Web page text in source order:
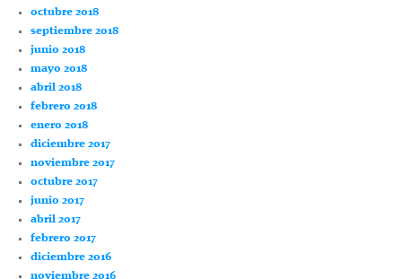
octubre 2018
septiembre 2018
junio 2018
mayo 2018
abril 2018
febrero 2018
enero 2018
diciembre 2017
noviembre 2017
octubre 2017
junio 2017
abril 2017
febrero 2017
diciembre 2016
noviembre 2016